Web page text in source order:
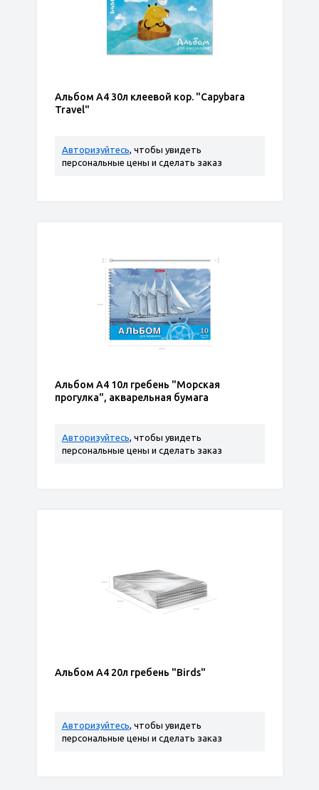
Альбом А4 30л клеевой кор. "Capybara
Travel"
Авторизуйтесь, чтобы увидеть
персональные цены и сделать заказ
Альбом А4 10л гребень "Морская
прогулка", акварельная бумага
Авторизуйтесь, чтобы увидеть
персональные цены и сделать заказ
Альбом А4 20л гребень "Birds"
Авторизуйтесь, чтобы увидеть
персональные цены и сделать заказ